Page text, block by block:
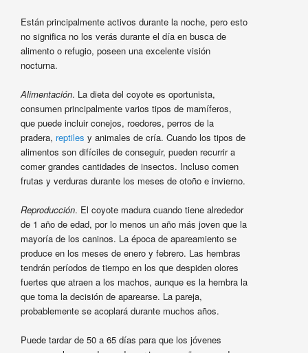
Están principalmente activos durante la noche, pero esto
no significa no los verás durante el día en busca de
alimento o refugio, poseen una excelente visión
nocturna.
Alimentación. La dieta del coyote es oportunista,
consumen principalmente varios tipos de mamíferos,
que puede incluir conejos, roedores, perros de la
pradera, reptiles y animales de cría. Cuando los tipos de
alimentos son difíciles de conseguir, pueden recurrir a
comer grandes cantidades de insectos. Incluso comen
frutas y verduras durante los meses de otoño e invierno.
Reproducción. El coyote madura cuando tiene alrededor
de 1 año de edad, por lo menos un año más joven que la
mayoría de los caninos. La época de apareamiento se
produce en los meses de enero y febrero. Las hembras
tendrán períodos de tiempo en los que despiden olores
fuertes que atraen a los machos, aunque es la hembra la
que toma la decisión de aparearse. La pareja,
probablemente se acoplará durante muchos años.
Puede tardar de 50 a 65 días para que los jóvenes